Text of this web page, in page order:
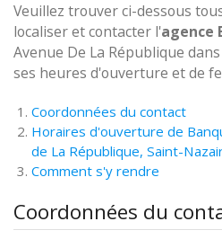
Veuillez trouver ci-dessous
localiser et contacter l'agence
Avenue De La République
ses heures d'ouverture et de
Coordonnées du contact
Horaires d'ouverture de
de La République, Saint-
Comment s'y rendre
Coordonnées du